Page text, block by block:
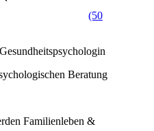
(50
Beratung
Familienleben &